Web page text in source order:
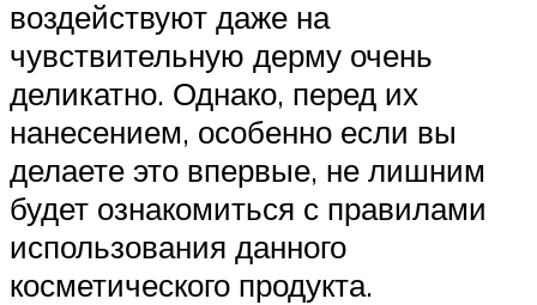
воздействуют даже на
чувствительную дерму очень
деликатно. Однако, перед их
нанесением, особенно если вы
делаете это впервые, не лишним
будет ознакомиться с правилами
использования данного
косметического продукта.